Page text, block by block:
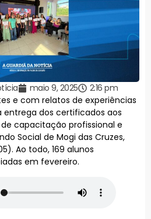
maio 9, 2025
2:16 pm
e com relatos de experiências
dos certificados aos
capacitação profissional e
Social de Mogi das Cruzes,
Ao todo, 169 alunos
em fevereiro.